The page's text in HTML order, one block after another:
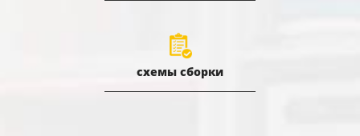
схемы сборки